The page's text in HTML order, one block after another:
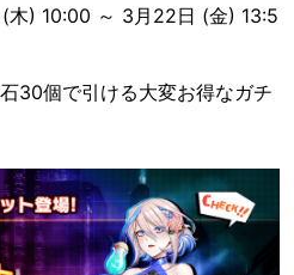
木) 10:00 ～ 3月22日 (金) 13:5
30個で引ける大変お得なガチ